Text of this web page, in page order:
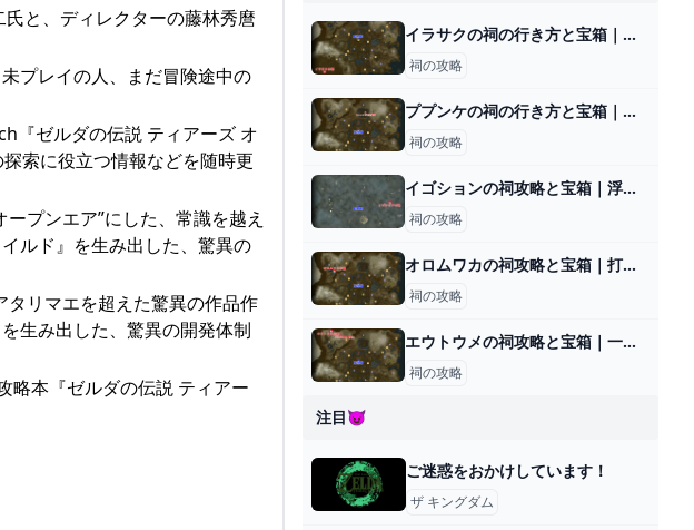
と、ディレクターの藤林秀麿
プレイの人、まだ冒険途中の
『ゼルダの伝説 ティアーズ オ
索に役立つ情報などを随時更
プンエア”にした、常識を越え
ルド』を生み出した、驚異の
タリマエを超えた驚異の作品作
生み出した、驚異の開発体制
略本『ゼルダの伝説 ティアー
イラサクの祠の行き方と宝箱｜ラウルの祝福
祠の攻略
ププンケの祠の行き方と宝箱｜ラウルの祝福
祠の攻略
イゴションの祠攻略と宝箱｜浮遊する水
祠の攻略
オロムワカの祠攻略と宝箱｜打ち上げるもの
祠の攻略
エウトウメの祠攻略と宝箱｜一身の戦い 潜入
祠の攻略
注目😈
ご迷惑をおかけしています！
ザ キングダム